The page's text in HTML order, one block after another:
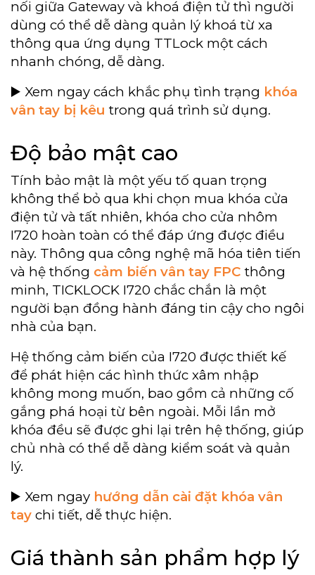
nối giữa Gateway và khoá điện tử thì người
dùng có thể dễ dàng quản lý khoá từ xa
thông qua ứng dụng TTLock một cách
nhanh chóng, dễ dàng.
▶️ Xem ngay cách khắc phụ tình trạng khóa
vân tay bị kêu trong quá trình sử dụng.
Độ bảo mật cao
Tính bảo mật là một yếu tố quan trọng
không thể bỏ qua khi chọn mua khóa cửa
điện tử và tất nhiên, khóa cho cửa nhôm
I720 hoàn toàn có thể đáp ứng được điều
này. Thông qua công nghệ mã hóa tiên tiến
và hệ thống cảm biến vân tay FPC thông
minh, TICKLOCK I720 chắc chắn là một
người bạn đồng hành đáng tin cậy cho ngôi
nhà của bạn.
Hệ thống cảm biến của I720 được thiết kế
để phát hiện các hình thức xâm nhập
không mong muốn, bao gồm cả những cố
gắng phá hoại từ bên ngoài. Mỗi lần mở
khóa đều sẽ được ghi lại trên hệ thống, giúp
chủ nhà có thể dễ dàng kiểm soát và quản
lý.
▶️ Xem ngay hướng dẫn cài đặt khóa vân
tay chi tiết, dễ thực hiện.
Giá thành sản phẩm hợp lý